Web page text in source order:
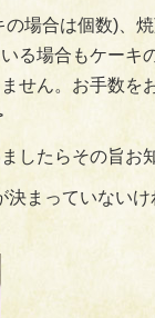
場合は個数)、
る場合もケーキ
せん。お手数を
したらその旨お
まっていない